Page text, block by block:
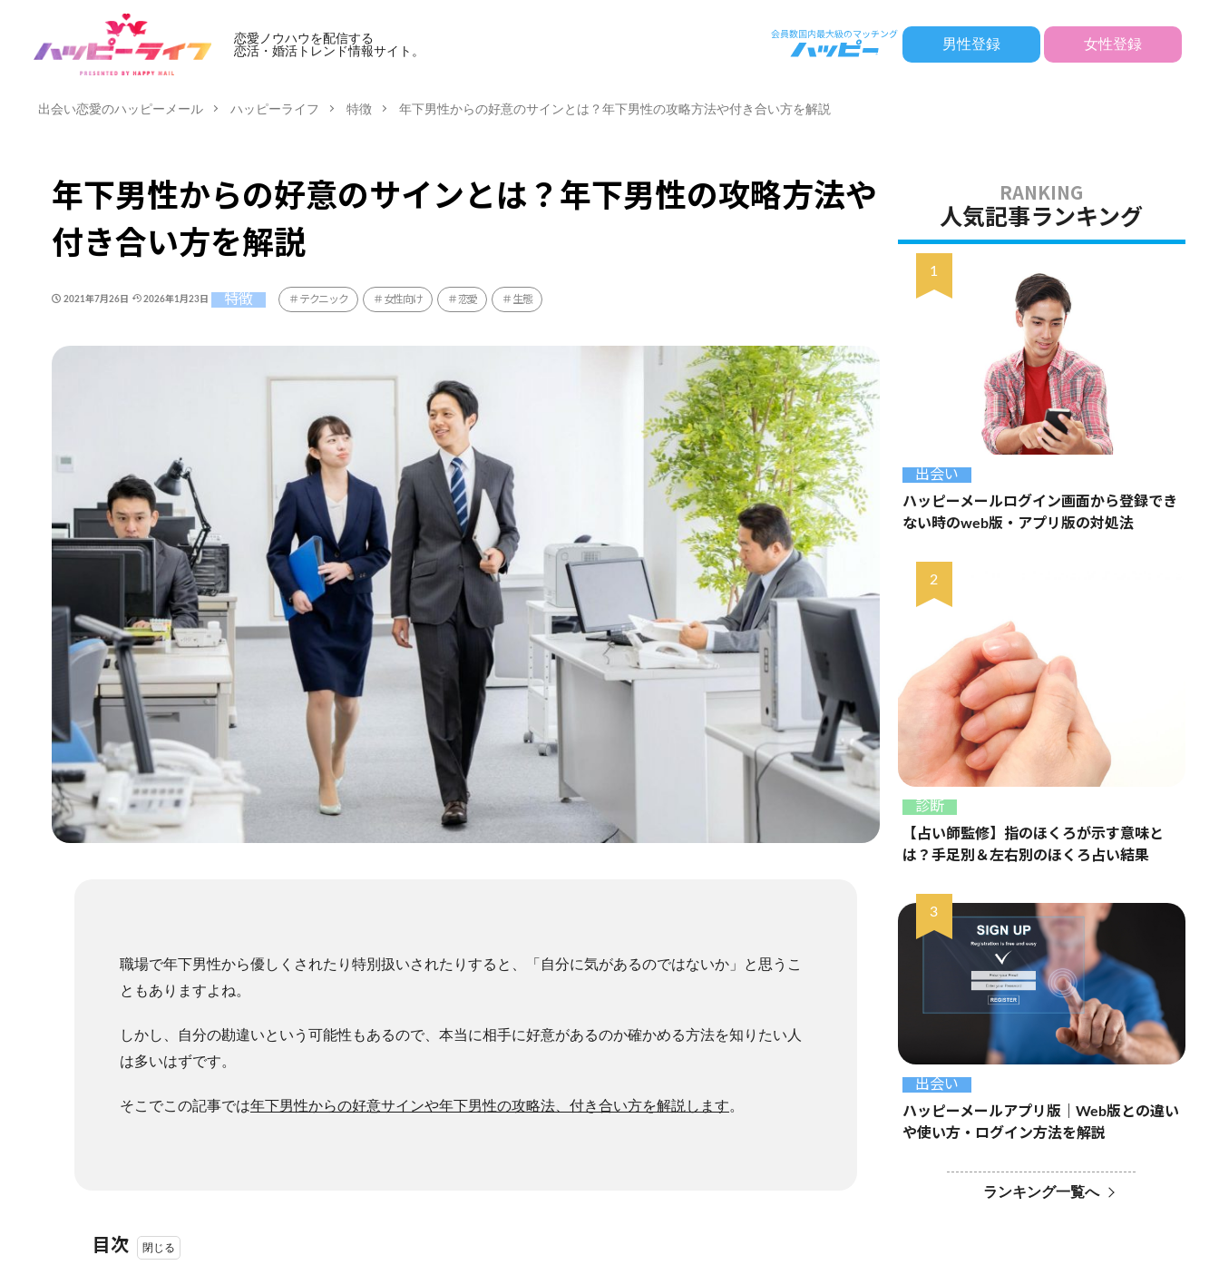
恋愛ノウハウを配信する
恋活・婚活トレンド情報サイト。
男性登録 女性登録
出会い恋愛のハッピーメール ハッピーライフ 特徴 年下男性からの好意のサインとは？年下男性の攻略方法や付き合い方を解説
年下男性からの好意のサインとは？年下男性の攻略方法や
付き合い方を解説
2021年7月26日 2026年1月23日 特徴 テクニック 女性向け 恋愛 生態
職場で年下男性から優しくされたり特別扱いされたりすると、「自分に気があるのではないか」と思うこ
ともありますよね。
しかし、自分の勘違いという可能性もあるので、本当に相手に好意があるのか確かめる方法を知りたい人
は多いはずです。
そこでこの記事では年下男性からの好意サインや年下男性の攻略法、付き合い方を解説します。
目次
人気記事ランキング
出会い
ハッピーメールログイン画面から登録でき
ない時のweb版・アプリ版の対処法
診断
【占い師監修】指のほくろが示す意味と
は？手足別＆左右別のほくろ占い結果
出会い
ハッピーメールアプリ版｜Web版との違い
や使い方・ログイン方法を解説
ランキング一覧へ